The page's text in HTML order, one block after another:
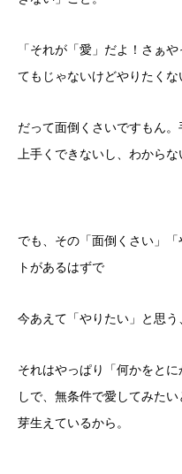
「それが「愛」だよ！さぁ
てもじゃないけどやりたくな
だって面倒くさいですもん。
上手くできないし、わから
でも、その「面倒くさい」
トがあるはずで
今あえて「やりたい」と思う
それはやっぱり「何かをと
しで、無条件で愛してみた
芽生えているから。